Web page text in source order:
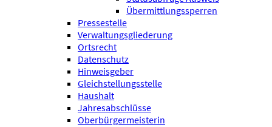
Übermittlungssperren
Pressestelle
Verwaltungsgliederung
Ortsrecht
Datenschutz
Hinweisgeber
Gleichstellungsstelle
Haushalt
Jahresabschlüsse
Oberbürgermeisterin